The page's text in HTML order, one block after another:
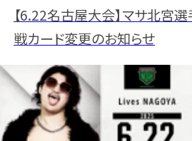
【6.22名古屋大会】マサ北宮
戦カード変更のお知らせ